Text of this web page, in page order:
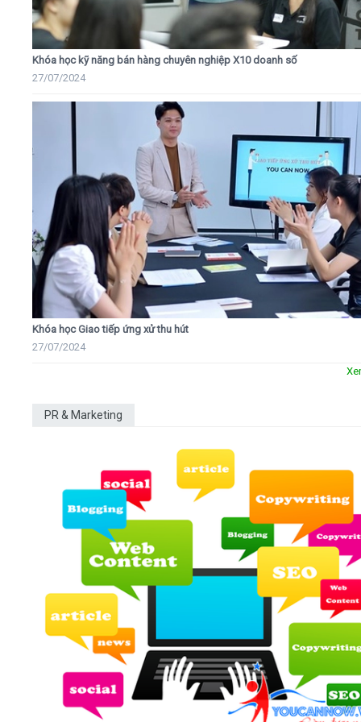
Khóa học kỹ năng bán hàng chuyên nghiệp X10 doanh số
27/07/2024
Khóa học Giao tiếp ứng xử thu hút
27/07/2024
PR & Marketing